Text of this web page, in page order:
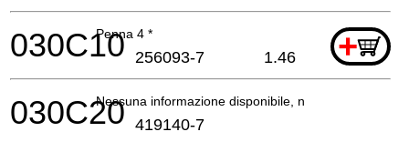
Penna 4 * +
030C10 256093-7 1.46
Nessuna informazione disponibile, non ordinabile
030C20 419140-7